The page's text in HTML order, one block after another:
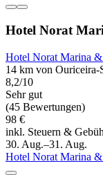
Hotel Norat
Hotel Norat Marina &
14 km von Ouriceira-
8,2/10
Sehr gut
(45 Bewertungen)
98 €
inkl. Steuern &
30. Aug.–31. Aug.
Hotel Norat Marina &